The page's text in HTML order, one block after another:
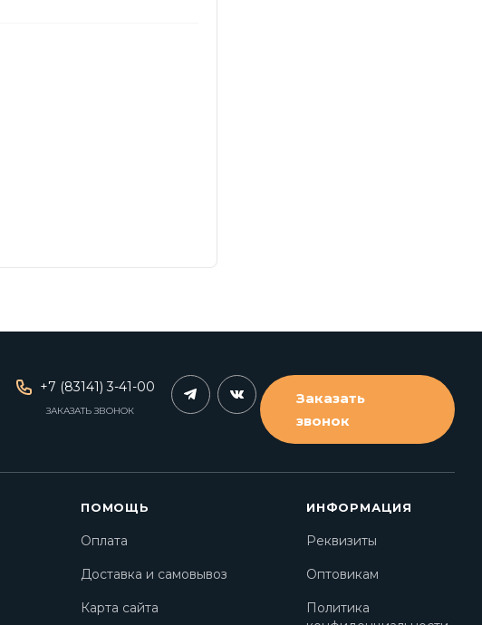
+7 (83141) 3-41-00
ЗАКАЗАТЬ ЗВОНОК
Заказать
звонок
ПОМОЩЬ
Оплата
Доставка и самовывоз
Карта сайта
ИНФОРМАЦИЯ
Реквизиты
Оптовикам
Политика